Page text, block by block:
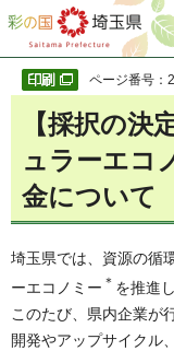
彩の国 埼玉県
ページ番号：
【採択の決
ュラーエコ
金について
埼玉県では、資源の循
ーエコノミー ＊ を推進
このたび、県内企業が
開発やアップサイクル